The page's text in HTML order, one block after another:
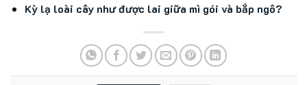
Kỳ lạ loài cây như được lai giữa mì gói và bắp ngô?